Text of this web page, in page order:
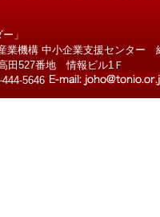
」
業機構 中小企業支援センター
田527番地 情報ビル1Ｆ
5646